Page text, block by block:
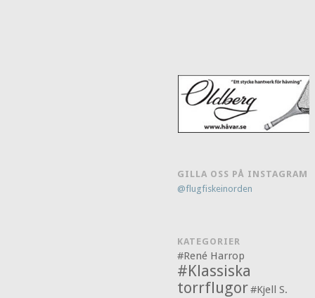
GILLA OSS PÅ INSTAGRAM
@flugfiskeinorden
KATEGORIER
#René Harrop
#Klassiska
torrflugor#Kjell S.